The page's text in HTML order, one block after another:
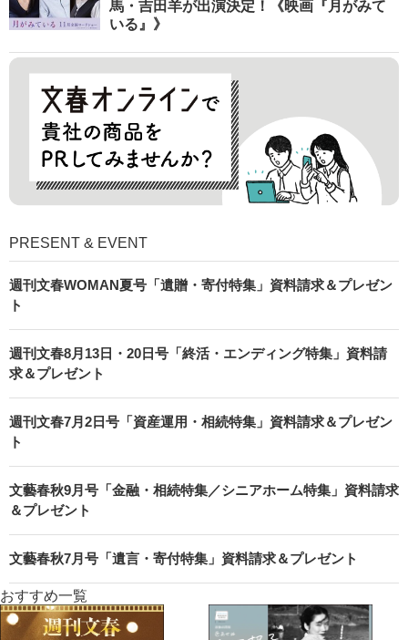
馬・吉田羊が出演決定！《映画『月がみて
いる』》
PRESENT & EVENT
週刊文春WOMAN夏号「遺贈・寄付特集」資料請求＆プレゼン
ト
週刊文春8月13日・20日号「終活・エンディング特集」資料請
求＆プレゼント
週刊文春7月2日号「資産運用・相続特集」資料請求＆プレゼン
ト
文藝春秋9月号「金融・相続特集／シニアホーム特集」資料請求
＆プレゼント
文藝春秋7月号「遺言・寄付特集」資料請求＆プレゼント
おすすめ一覧